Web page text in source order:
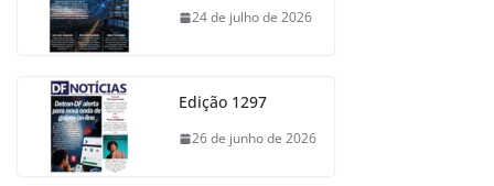
24 de julho de 2026
Edição 1297
26 de junho de 2026